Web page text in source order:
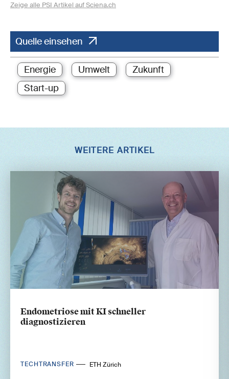
Zeige alle PSI Artikel auf Sciena.ch
Quelle einsehen
Energie Umwelt
Zukunft
Start-up
WEITERE ARTIKEL
Endometriose mit KI schneller
diagnostizieren
TECHTRANSFER ETH Zürich